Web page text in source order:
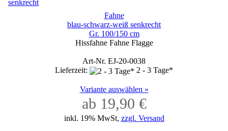
Fahne
blau-schwarz-weiß senkrecht
Gr. 100/150 cm
Hissfahne Fahne Flagge
Art-Nr. EJ-20-0038
Lieferzeit:
2 - 3 Tage*
Variante auswählen »
ab 19,90 €
inkl. 19% MwSt, zzgl. Versand